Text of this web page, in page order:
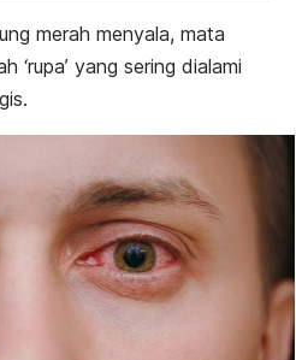
merah menyala, mata
‘rupa’ yang sering dialami